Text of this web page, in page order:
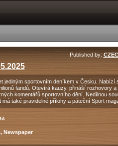
Published by:
jediným sportovním deníkem v Česku.
fandů. Otevírá kauzy, přináší rozhovory
komentářů sportovního dění. Nedílnou
má také pravidelné přílohy a páteční Sport
Newspaper